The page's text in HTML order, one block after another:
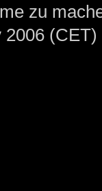
zu
2006 (CET)